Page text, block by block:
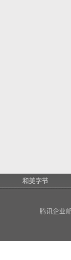
和美字节
腾讯企业